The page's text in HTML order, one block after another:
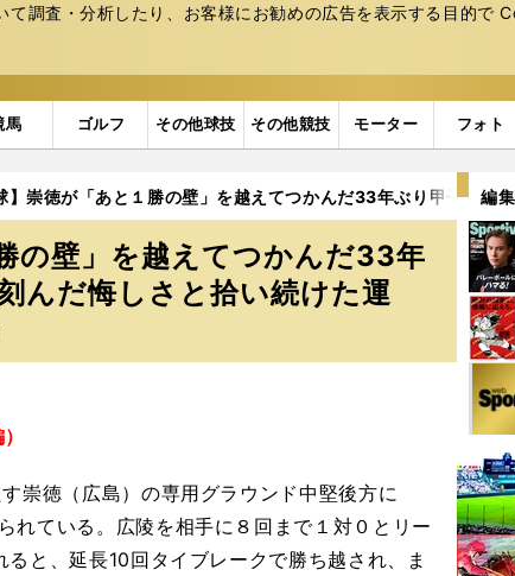
調査・分析したり、お客様にお勧めの広告を表⽰する⽬的で
馬 ゴルフ その他球技 その他競技 モーター フォト
】崇徳が「あと１勝の壁」を越えてつかんだ33年ぶり甲子園
の壁」を越えてつかんだ33年
んだ悔しさと拾い続けた運
崇徳（広島）の専用グラウンド中堅後方に
れている。広陵を相手に８回まで１対０とリー
と、延長10回タイブレークで勝ち越され、ま
編